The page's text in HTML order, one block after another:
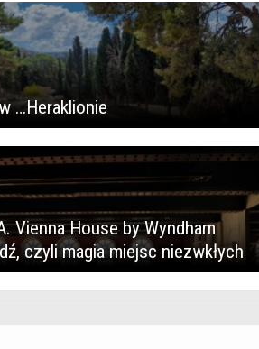
…Heraklionie
Vienna House by Wyndham
czyli magia miejsc niezwkłych